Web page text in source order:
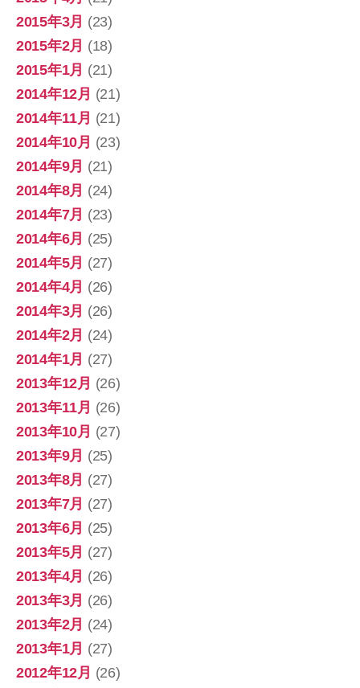
2015年3月 (23)
2015年2月 (18)
2015年1月 (21)
2014年12月 (21)
2014年11月 (21)
2014年10月 (23)
2014年9月 (21)
2014年8月 (24)
2014年7月 (23)
2014年6月 (25)
2014年5月 (27)
2014年4月 (26)
2014年3月 (26)
2014年2月 (24)
2014年1月 (27)
2013年12月 (26)
2013年11月 (26)
2013年10月 (27)
2013年9月 (25)
2013年8月 (27)
2013年7月 (27)
2013年6月 (25)
2013年5月 (27)
2013年4月 (26)
2013年3月 (26)
2013年2月 (24)
2013年1月 (27)
2012年12月 (26)